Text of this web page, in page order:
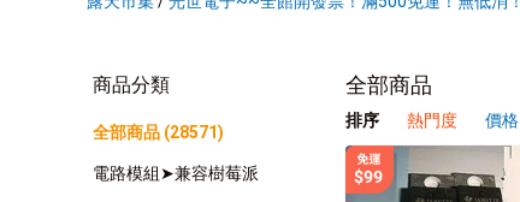
商品分類
全部商品 (28571)
電路模組➤兼容樹莓派
全部商品
排序 熱門度 價格